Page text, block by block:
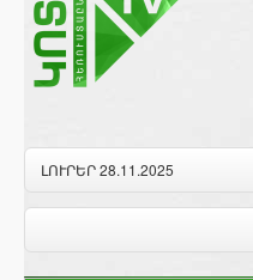
ԼՈՒՐԵՐ 28.11.2025